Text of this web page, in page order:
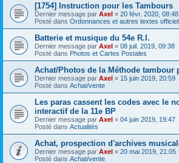
[1754] Instruction pour les Tambours
Dernier message par Axel « 20 févr. 2020, 08:48
Posté dans Ordonnances et autres textes
Batterie et musique du 54e R.I.
Dernier message par Axel « 08 juil. 2019, 09:38
Posté dans Photos et Cartes Postales
Achat/Photos de la Méthode tambour
Dernier message par Axel « 15 juin 2019, 20:59
Posté dans Achat/vente
Les paras cassent les codes avec le
interactif de la 11e BP
Dernier message par Axel « 04 juin 2019, 19:47
Posté dans Actualités
Achat, prospection d'archives
Dernier message par Axel « 20 mai 2019, 21:05
Posté dans Achat/vente